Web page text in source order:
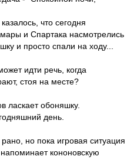
что сегодня
и Спартака насмотрелись
и просто спали на ходу...
идти речь, когда
стоя на месте?
ласкает обоняшку.
день.
но пока игровая ситуация
кононовскую